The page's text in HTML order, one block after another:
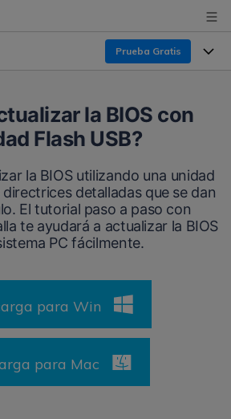
Prueba Gratis
para Windows
Pruébalo Gratis
ilimitados del sistema Mac
Borrados
de Datos
de Datos
la BIOS con
Flash USB?
la BIOS utilizando una unidad
detalladas que se dan
El tutorial paso a paso con
te ayudará a actualizar la BIOS
PC fácilmente.
para Win
para Mac